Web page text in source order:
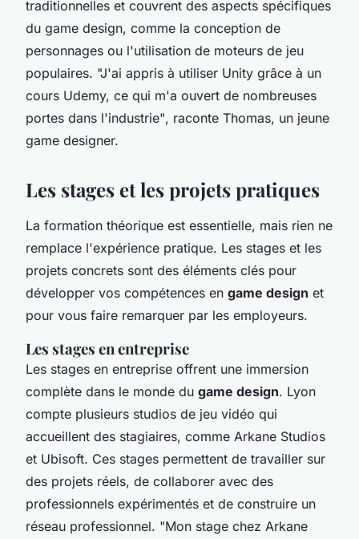
traditionnelles et couvrent des aspects spécifiques
du game design, comme la conception de
personnages ou l'utilisation de moteurs de jeu
populaires. "J'ai appris à utiliser Unity grâce à un
cours Udemy, ce qui m'a ouvert de nombreuses
portes dans l'industrie", raconte Thomas, un jeune
game designer.
Les stages et les projets pratiques
La formation théorique est essentielle, mais rien ne
remplace l'expérience pratique. Les stages et les
projets concrets sont des éléments clés pour
développer vos compétences en game design et
pour vous faire remarquer par les employeurs.
Les stages en entreprise
Les stages en entreprise offrent une immersion
complète dans le monde du game design. Lyon
compte plusieurs studios de jeu vidéo qui
accueillent des stagiaires, comme Arkane Studios
et Ubisoft. Ces stages permettent de travailler sur
des projets réels, de collaborer avec des
professionnels expérimentés et de construire un
réseau professionnel. "Mon stage chez Arkane